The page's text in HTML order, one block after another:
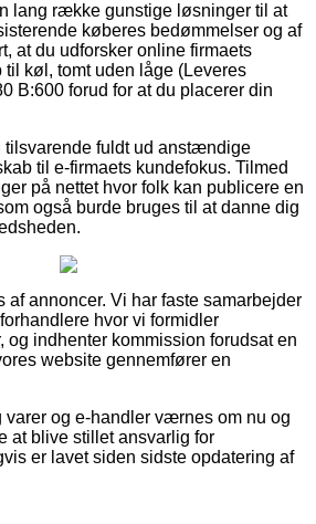
lang række gunstige løsninger til at
køberes bedømmelser og af
at du udforsker online firmaets
til køl, tomt uden låge (Leveres
B:600 forud for at du placerer din
tilsvarende fuldt ud anstændige
til e-firmaets kundefokus. Tilmed
på nettet hvor folk kan publicere en
også burde bruges til at danne dig
af annoncer. Vi har faste samarbejder
hvor vi formidler
og indhenter kommission forudsat en
website gennemfører en
varer og e-handler værnes om nu og
at blive stillet ansvarlig for
er lavet siden sidste opdatering af